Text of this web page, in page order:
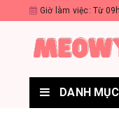
Giờ làm việc: Từ
DANH